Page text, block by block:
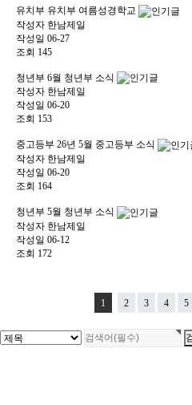
유치부 유치부 여름성경학교
작성자 한남제일
작성일 06-27
조회 145
청년부 6월 청년부 소식
작성자 한남제일
작성일 06-20
조회 153
중고등부 26년 5월 중고등부 소식
작성자 한남제일
작성일 06-20
조회 164
청년부 5월 청년부 소식
작성자 한남제일
작성일 06-12
조회 172
1 2 3 4 5